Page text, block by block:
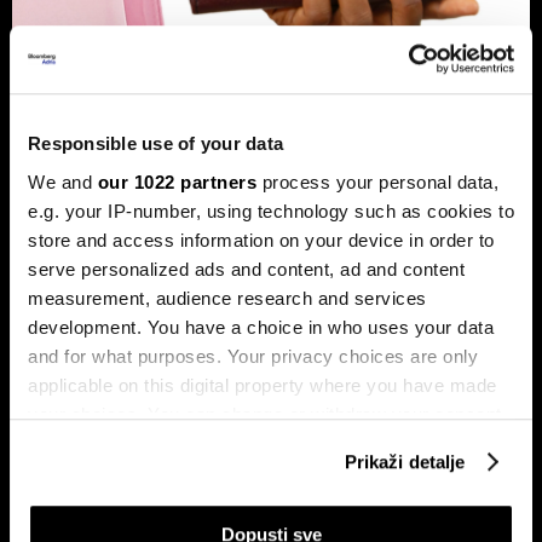
Responsible use of your data
We and our 1022 partners process your personal data,
e.g. your IP-number, using technology such as cookies to
store and access information on your device in order to
serve personalized ads and content, ad and content
measurement, audience research and services
development. You have a choice in who uses your data
and for what purposes. Your privacy choices are only
applicable on this digital property where you have made
your choices. You can change or withdraw your consent
If you allow, we would also like to:
Prikaži detalje
Dopusti sve
Banke traže veći limit za potrošačke
Banke u Bosni i Hercegovini (BiH) traže povećanje limita za
50.000 KM, tvrdeći da taj prag više ne odgovara rastu
plata i životnih troškova.
BiH ulazi u eru instant plaćanja:
Transferi do 5.000 KM za svega